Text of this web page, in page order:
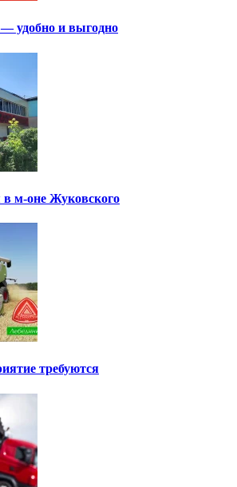
удобно и выгодно
м-оне Жуковского
требуются